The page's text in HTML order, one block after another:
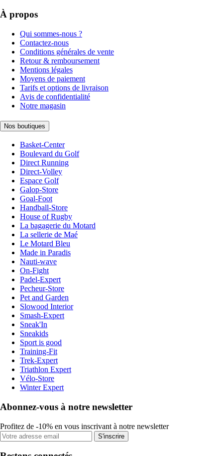
À propos
Qui sommes-nous ?
Contactez-nous
Conditions générales de vente
Retour & remboursement
Mentions légales
Moyens de paiement
Tarifs et options de livraison
Avis de confidentialité
Notre magasin
Nos boutiques
Basket-Center
Boulevard du Golf
Direct Running
Direct-Volley
Espace Golf
Galop-Store
Goal-Foot
Handball-Store
House of Rugby
La bagagerie du Motard
La sellerie de Maé
Le Motard Bleu
Made in Paradis
Nauti-wave
On-Fight
Padel-Expert
Pecheur-Store
Pet and Garden
Slowood Interior
Smash-Expert
Sneak'In
Sneakids
Sport is good
Training-Fit
Trek-Expert
Triathlon Expert
Vélo-Store
Winter Expert
Abonnez-vous à notre newsletter
Profitez de -10% en vous inscrivant à notre newsletter
S'inscrire